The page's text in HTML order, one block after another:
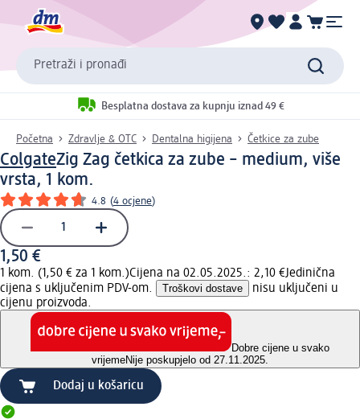
Pretraži i pronađi
Besplatna dostava za kupnju iznad 49 €
Početna Zdravlje & OTC Dentalna higijena Četkice za zube
ColgateZig Zag četkica za zube – medium, više
vrsta, 1 kom.
4.8 (4 ocjene)
1,50 €
1 kom. (1,50 € za 1 kom.)Cijena na 02.05.2025.: 2,10 €Jedinična
cijena s uključenim PDV-om.
Troškovi dostave
nisu uključeni u
cijenu proizvoda.
Dobre cijene u svako
vrijemeNije poskupjelo od 27.11.2025.
Dodaj u košaricu